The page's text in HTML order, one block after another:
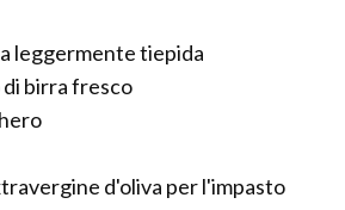
leggermente tiepida
di birra fresco
d'oliva per l'impasto